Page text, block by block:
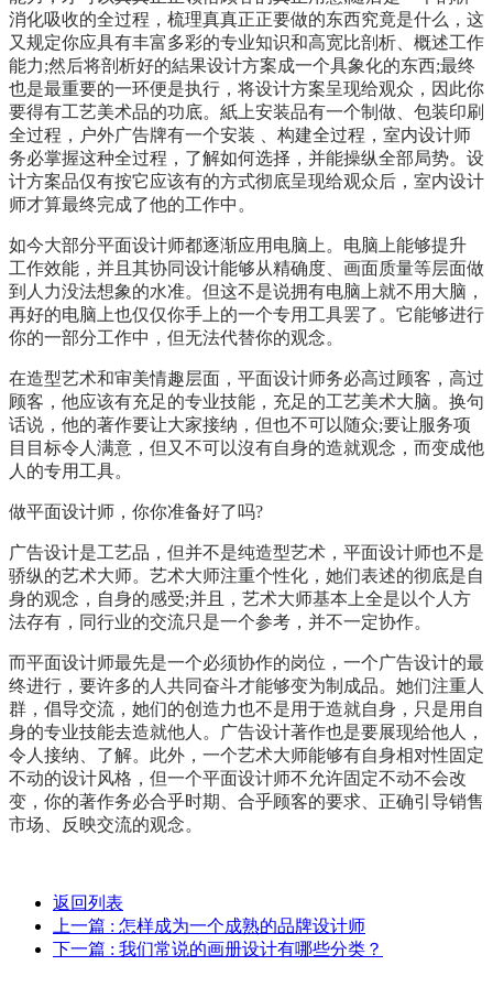
消化吸收的全过程，梳理真真正正要做的东西究竟是什么，这
又规定你应具有丰富多彩的专业知识和高宽比剖析、概述工作
能力;然后将剖析好的結果设计方案成一个具象化的东西;最终
也是最重要的一环便是执行，将设计方案呈现给观众，因此你
要得有工艺美术品的功底。紙上安装品有一个制做、包装印刷
全过程，户外广告牌有一个安装 、构建全过程，室内设计师
务必掌握这种全过程，了解如何选择，并能操纵全部局势。设
计方案品仅有按它应该有的方式彻底呈现给观众后，室内设计
师才算最终完成了他的工作中。
如今大部分平面设计师都逐渐应用电脑上。电脑上能够提升
工作效能，并且其协同设计能够从精确度、画面质量等层面做
到人力没法想象的水准。但这不是说拥有电脑上就不用大脑，
再好的电脑上也仅仅你手上的一个专用工具罢了。它能够进行
你的一部分工作中，但无法代替你的观念。
在造型艺术和审美情趣层面，平面设计师务必高过顾客，高过
顾客，他应该有充足的专业技能，充足的工艺美术大脑。换句
话说，他的著作要让大家接纳，但也不可以随众;要让服务项
目目标令人满意，但又不可以沒有自身的造就观念，而变成他
人的专用工具。
做平面设计师，你你准备好了吗?
广告设计是工艺品，但并不是纯造型艺术，平面设计师也不是
骄纵的艺术大师。艺术大师注重个性化，她们表述的彻底是自
身的观念，自身的感受;并且，艺术大师基本上全是以个人方
法存有，同行业的交流只是一个参考，并不一定协作。
而平面设计师最先是一个必须协作的岗位，一个广告设计的最
终进行，要许多的人共同奋斗才能够变为制成品。她们注重人
群，倡导交流，她们的创造力也不是用于造就自身，只是用自
身的专业技能去造就他人。广告设计著作也是要展现给他人，
令人接纳、了解。此外，一个艺术大师能够有自身相对性固定
不动的设计风格，但一个平面设计师不允许固定不动不会改
变，你的著作务必合乎时期、合乎顾客的要求、正确引导销售
市场、反映交流的观念。
返回列表
上一篇 : 怎样成为一个成熟的品牌设计师
下一篇 : 我们常说的画册设计有哪些分类？